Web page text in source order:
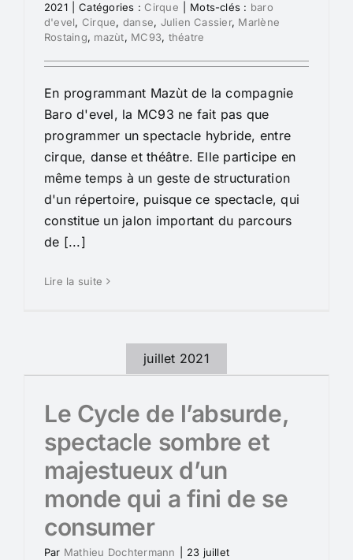
2021
Catégories : Cirque Mots-clés : baro
d'evel, Cirque, danse, Julien Cassier, Marlène
Rostaing, mazùt, MC93, théatre
En programmant Mazùt de la compagnie
Baro d'evel, la MC93 ne fait pas que
programmer un spectacle hybride, entre
cirque, danse et théâtre. Elle participe en
même temps à un geste de structuration
d'un répertoire, puisque ce spectacle, qui
constitue un jalon important du parcours
de [...]
Lire la suite
juillet 2021
Le Cycle de l’absurde,
spectacle sombre et
majestueux d’un
monde qui a fini de se
consumer
Par Mathieu Dochtermann
23 juillet